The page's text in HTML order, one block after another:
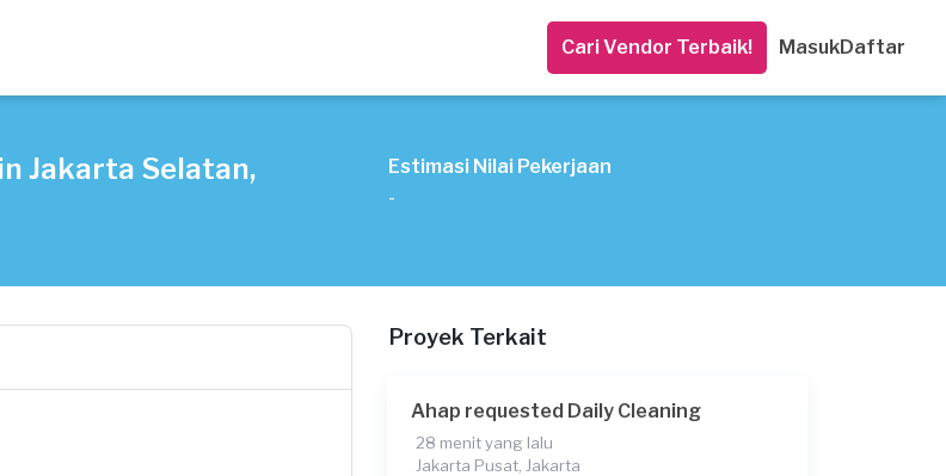
Cari Vendor Terbaik! MasukDaftar
Jakarta Selatan,
Estimasi Nilai Pekerjaan
-
Proyek Terkait
Ahap requested Daily Cleaning
28 menit yang lalu
Jakarta Pusat, Jakarta